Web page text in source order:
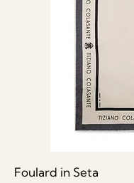
Foulard in Seta